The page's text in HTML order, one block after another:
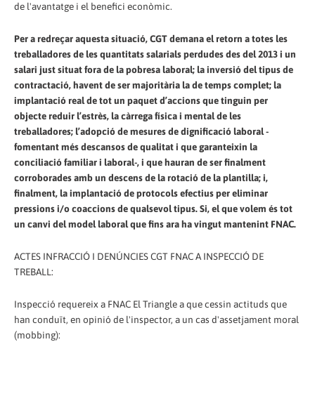
de l'avantatge i el benefici econòmic.
Per a redreçar aquesta situació, CGT demana el retorn a totes les
treballadores de les quantitats salarials perdudes des del 2013 i un
salari just situat fora de la pobresa laboral; la inversió del tipus de
contractació, havent de ser majoritària la de temps complet; la
implantació real de tot un paquet d’accions que tinguin per
objecte reduir l’estrès, la càrrega física i mental de les
treballadores; l’adopció de mesures de dignificació laboral -
fomentant més descansos de qualitat i que garanteixin la
conciliació familiar i laboral-, i que hauran de ser finalment
corroborades amb un descens de la rotació de la plantilla; i,
finalment, la implantació de protocols efectius per eliminar
pressions i/o coaccions de qualsevol tipus. Si, el que volem és tot
un canvi del model laboral que fins ara ha vingut mantenint FNAC.
ACTES INFRACCIÓ I DENÚNCIES CGT FNAC A INSPECCIÓ DE
TREBALL:
Inspecció requereix a FNAC El Triangle a que cessin actituds que
han conduït, en opinió de l'inspector, a un cas d'assetjament moral
(mobbing):